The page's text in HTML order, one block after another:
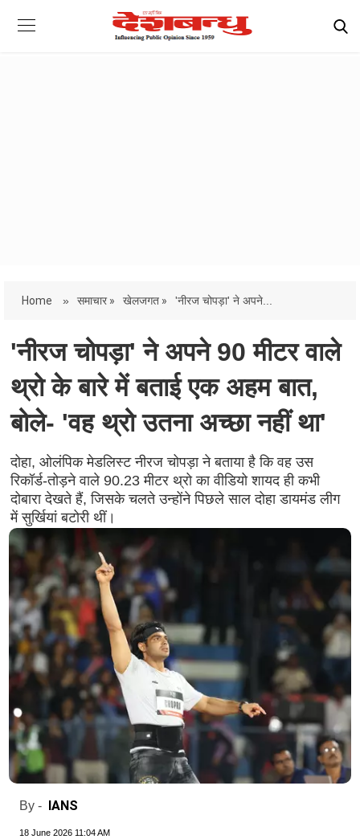
Home » समाचार » खेलजगत » 'नीरज चोपड़ा' ने अपने...
'नीरज चोपड़ा' ने अपने 90 मीटर वाले
थ्रो के बारे में बताई एक अहम बात,
बोले- 'वह थ्रो उतना अच्छा नहीं था'
दोहा, ओलंपिक मेडलिस्ट नीरज चोपड़ा ने बताया है कि वह उस
रिकॉर्ड-तोड़ने वाले 90.23 मीटर थ्रो का वीडियो शायद ही कभी
दोबारा देखते हैं, जिसके चलते उन्होंने पिछले साल दोहा डायमंड लीग
में सुर्खियां बटोरी थीं।
By - IANS
18 June 2026 11:04 AM